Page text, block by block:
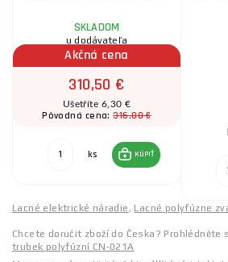
SKLADOM
u dodávateľa
Akčná cena
310,50 €
Ušetříte 6,30 €
Pôvodná cena:316,80 €
ks KÚPIŤ
Lacné elektrické náradie, Lacné polyfúzne
Chcete doručit zboží do Česka? Prohlédněte
trubek polyfúzní CN-021A